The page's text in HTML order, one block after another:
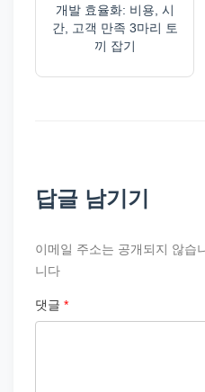
개발 효율화: 비용, 시
간, 고객 만족 3마리 토
끼 잡기
답글 남기기
이메일 주소는 공개되지 않습
니다
댓글 *